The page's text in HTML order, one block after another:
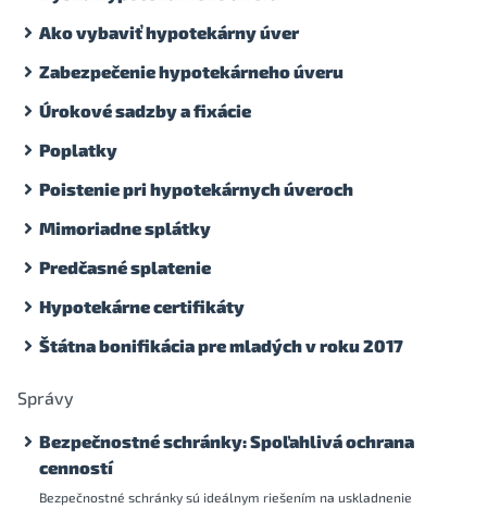
Ako vybaviť hypotekárny úver
Zabezpečenie hypotekárneho úveru
Úrokové sadzby a fixácie
Poplatky
Poistenie pri hypotekárnych úveroch
Mimoriadne splátky
Predčasné splatenie
Hypotekárne certifikáty
Štátna bonifikácia pre mladých v roku 2017
Správy
Bezpečnostné schránky: Spoľahlivá ochrana
cenností
Bezpečnostné schránky sú ideálnym riešením na uskladnenie